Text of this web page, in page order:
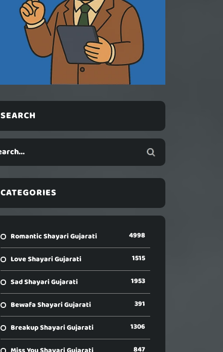
SEARCH
CATEGORIES
Romantic Shayari Gujarati 4998
Love Shayari Gujarati 1515
Sad Shayari Gujarati 1953
Bewafa Shayari Gujarati 391
Breakup Shayari Gujarati 1306